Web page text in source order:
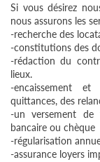
Si vous désirez
nous assurons les
-recherche des
-constitutions des
-rédaction du
lieux.
-encaissement
quittances, des
-un versement
bancaire ou chèque
-régularisation
-assurance loyers